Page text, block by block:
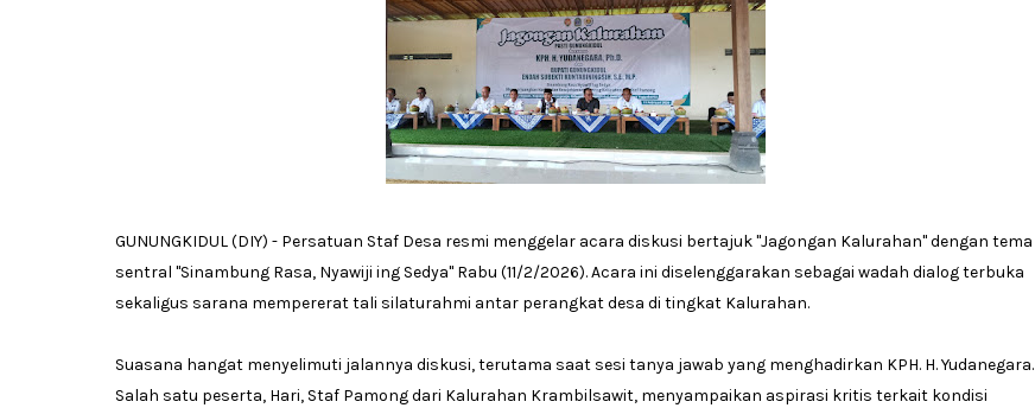
GUNUNGKIDUL (DIY) - ‎Persatuan Staf Desa resmi menggelar acara diskusi bertajuk "Jagongan Kalurahan" dengan tema
sentral "Sinambung Rasa, Nyawiji ing Sedya" Rabu (11/2/2026). Acara ini diselenggarakan sebagai wadah dialog terbuka
sekaligus sarana mempererat tali silaturahmi antar perangkat desa di tingkat Kalurahan.
‎Suasana hangat menyelimuti jalannya diskusi, terutama saat sesi tanya jawab yang menghadirkan KPH. H. Yudanegara.
Salah satu peserta, Hari, Staf Pamong dari Kalurahan Krambilsawit, menyampaikan aspirasi kritis terkait kondisi